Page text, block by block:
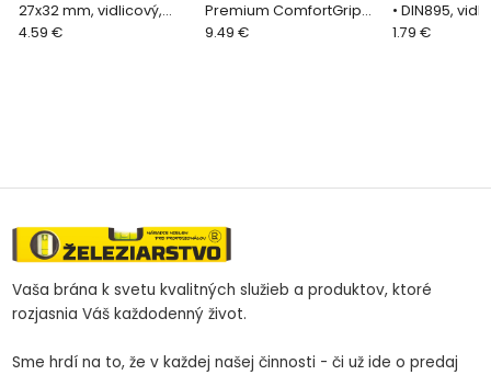
27x32 mm, vidlicový,
obojstranný, Cr-V
4.59 €
Premium ComfortGrip
DL26001, 215 mm,
9.49 €
• DIN895,
obojstranný
1.79 €
Vaša brána k svetu kvalitných služieb a produktov, ktoré
rozjasnia Váš každodenný život.
Sme hrdí na to, že v každej našej činnosti - či už ide o predaj